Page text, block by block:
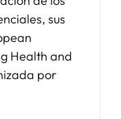
sus
Health and
por